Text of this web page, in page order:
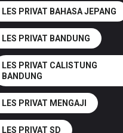
LES PRIVAT BAHASA JEPANG
LES PRIVAT BANDUNG
LES PRIVAT CALISTUNG
BANDUNG
LES PRIVAT MENGAJI
LES PRIVAT SD